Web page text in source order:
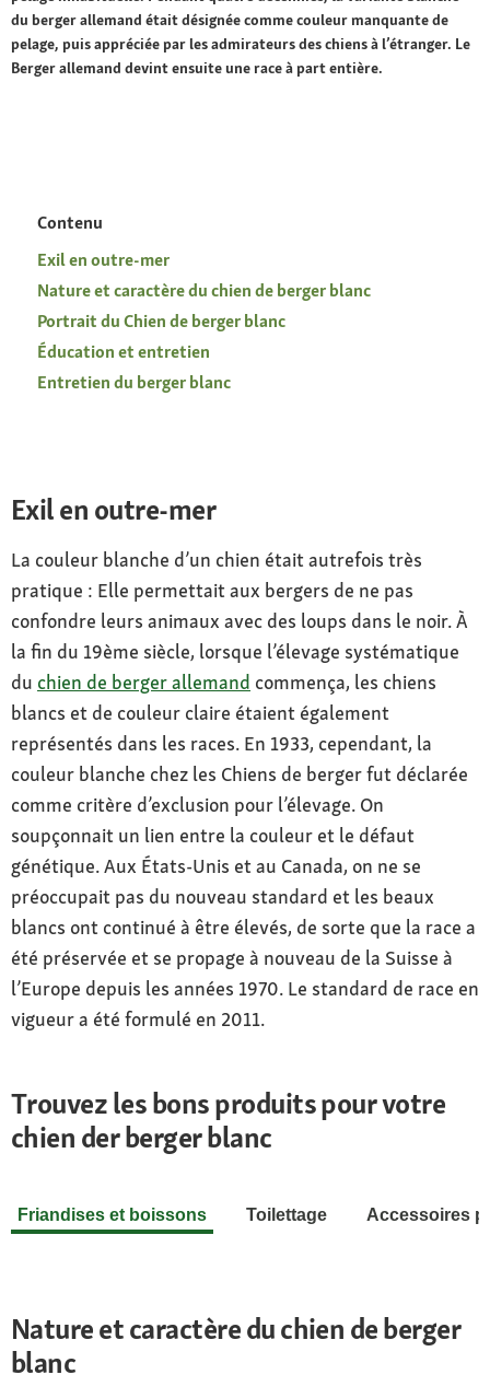
du berger allemand était désignée comme couleur manquante de
pelage, puis appréciée par les admirateurs des chiens à l’étranger. Le
Berger allemand devint ensuite une race à part entière.
Contenu
Exil en outre-mer
Nature et caractère du chien de berger blanc
Portrait du Chien de berger blanc
Éducation et entretien
Entretien du berger blanc
Exil en outre-mer
La couleur blanche d’un chien était autrefois très
pratique : Elle permettait aux bergers de ne pas
confondre leurs animaux avec des loups dans le noir. À
la fin du 19ème siècle, lorsque l’élevage systématique
du chien de berger allemand commença, les chiens
blancs et de couleur claire étaient également
représentés dans les races. En 1933, cependant, la
couleur blanche chez les Chiens de berger fut déclarée
comme critère d’exclusion pour l’élevage. On
soupçonnait un lien entre la couleur et le défaut
génétique. Aux États-Unis et au Canada, on ne se
préoccupait pas du nouveau standard et les beaux
blancs ont continué à être élevés, de sorte que la race a
été préservée et se propage à nouveau de la Suisse à
l’Europe depuis les années 1970. Le standard de race en
vigueur a été formulé en 2011.
Trouvez les bons produits pour votre
chien der berger blanc
Friandises et boissons Toilettage Accessoires
Nature et caractère du chien de berger
blanc